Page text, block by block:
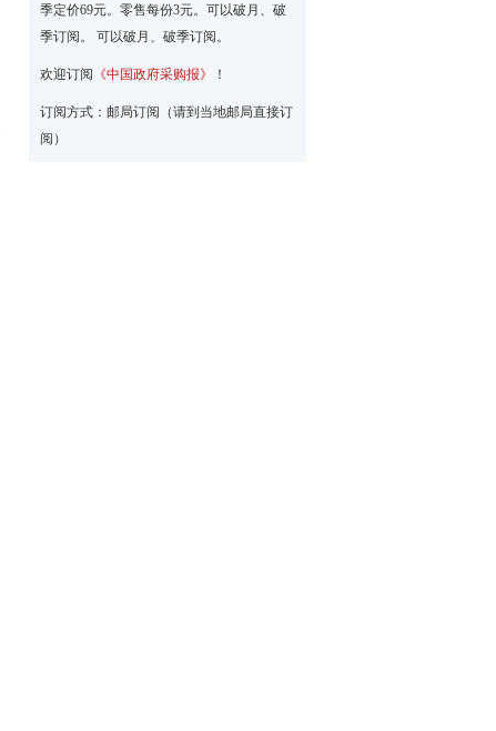
季定价69元。零售每份3元。可以破月、破
季订阅。 可以破月、破季订阅。
欢迎订阅 《中国政府采购报》 ！
订阅方式：邮局订阅（请到当地邮局直接订
阅）